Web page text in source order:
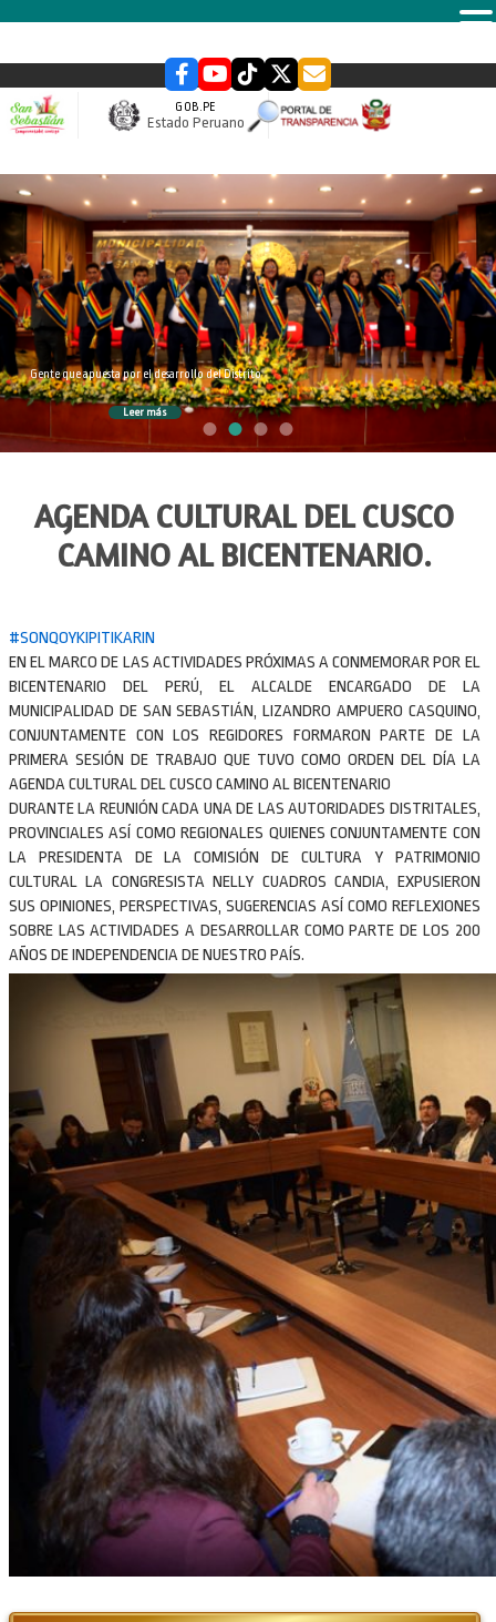
GOB.PE
Estado Peruano
slider
Gente que apuesta por el desarrollo del Distrito
Leer más
AGENDA CULTURAL DEL CUSCO
CAMINO AL BICENTENARIO.
#SONQOYKIPITIKARIN
EN EL MARCO DE LAS ACTIVIDADES PRÓXIMAS A CONMEMORAR POR EL
BICENTENARIO DEL PERÚ, EL ALCALDE ENCARGADO DE LA
MUNICIPALIDAD DE SAN SEBASTIÁN, LIZANDRO AMPUERO CASQUINO,
CONJUNTAMENTE CON LOS REGIDORES FORMARON PARTE DE LA
PRIMERA SESIÓN DE TRABAJO QUE TUVO COMO ORDEN DEL DÍA LA
AGENDA CULTURAL DEL CUSCO CAMINO AL BICENTENARIO
DURANTE LA REUNIÓN CADA UNA DE LAS AUTORIDADES DISTRITALES,
PROVINCIALES ASÍ COMO REGIONALES QUIENES CONJUNTAMENTE CON
LA PRESIDENTA DE LA COMISIÓN DE CULTURA Y PATRIMONIO
CULTURAL LA CONGRESISTA NELLY CUADROS CANDIA, EXPUSIERON
SUS OPINIONES, PERSPECTIVAS, SUGERENCIAS ASÍ COMO REFLEXIONES
SOBRE LAS ACTIVIDADES A DESARROLLAR COMO PARTE DE LOS 200
AÑOS DE INDEPENDENCIA DE NUESTRO PAÍS.